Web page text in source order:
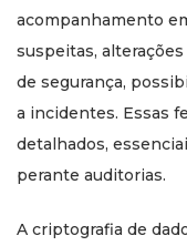
acompanhamento
suspeitas,
de segurança,
a incidentes. Essas
detalhados,
perante auditorias.
A criptografia de